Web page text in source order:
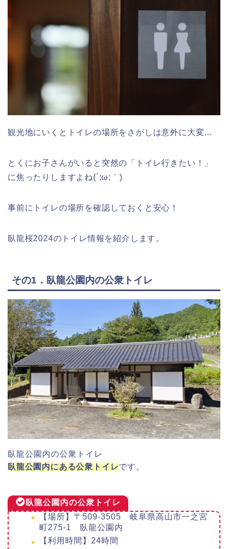
観光地にいくとトイレの場所をさがしは意外に大変…
とくにお子さんがいると突然の「トイレ行きたい！」
に焦ったりしますよね(´;ω;｀)
事前にトイレの場所を確認しておくと安心！
臥龍桜2024のトイレ情報を紹介します。
その1．臥龍公園内の公衆トイレ
臥龍公園内の公衆トイレ
臥龍公園内にある公衆トイレです。
臥龍公園内の公衆トイレ
【場所】〒509-3505 岐阜県高山市一之宮
町275-1 臥龍公園内
【利用時間】24時間